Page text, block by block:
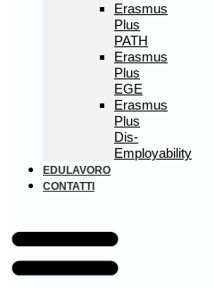
Erasmus
Plus
PATH
Erasmus
Plus
EGE
Erasmus
Plus
Dis-
Employability
EDULAVORO
CONTATTI